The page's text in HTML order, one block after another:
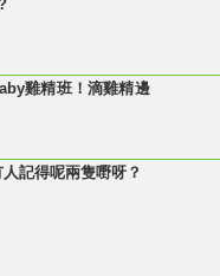
雞精班！滴雞精邊
人記得呢兩隻嘢呀？